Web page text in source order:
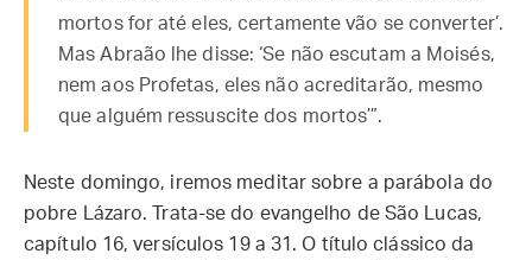
mortos for até eles, certamente vão se converter’.
Mas Abraão lhe disse: ‘Se não escutam a Moisés,
nem aos Profetas, eles não acreditarão, mesmo
que alguém ressuscite dos mortos’”.
Neste domingo, iremos meditar sobre a parábola do
pobre Lázaro. Trata-se do evangelho de São Lucas,
capítulo 16, versículos 19 a 31. O título clássico da